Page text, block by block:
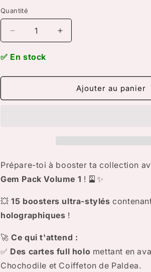
Quantité
Réduire
la
quantité
Pokémon
PACK
Augmenter
la
Pokémon
GEM
PACK
✅ En stock
Ajouter au panier
Prépare-toi à booster ta collection
Gem Pack Volume 1 ! 🎴✨
💥15 boosters ultra-stylés
holographiques !
🚀Ce qui t'attend :
✅ Des cartes full holo mettant en
Chochodile et Coiffeton de Paldea.